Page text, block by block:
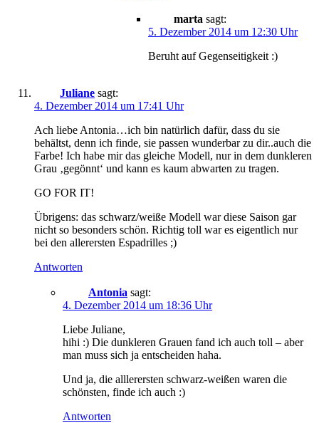
marta sagt:
5. Dezember 2014 um 12:30 Uhr
Beruht auf Gegenseitigkeit :)
Juliane sagt:
4. Dezember 2014 um 17:41 Uhr
Ach liebe Antonia…ich bin natürlich dafür, dass du sie
behältst, denn ich finde, sie passen wunderbar zu dir..auch die
Farbe! Ich habe mir das gleiche Modell, nur in dem dunkleren
Grau ‚gegönnt‘ und kann es kaum abwarten zu tragen.
GO FOR IT!
Übrigens: das schwarz/weiße Modell war diese Saison gar
nicht so besonders schön. Richtig toll war es eigentlich nur
bei den allerersten Espadrilles ;)
Antworten
Antonia sagt:
4. Dezember 2014 um 18:36 Uhr
Liebe Juliane,
hihi :) Die dunkleren Grauen fand ich auch toll – aber
man muss sich ja entscheiden haha.
Und ja, die alllerersten schwarz-weißen waren die
schönsten, finde ich auch :)
Antworten